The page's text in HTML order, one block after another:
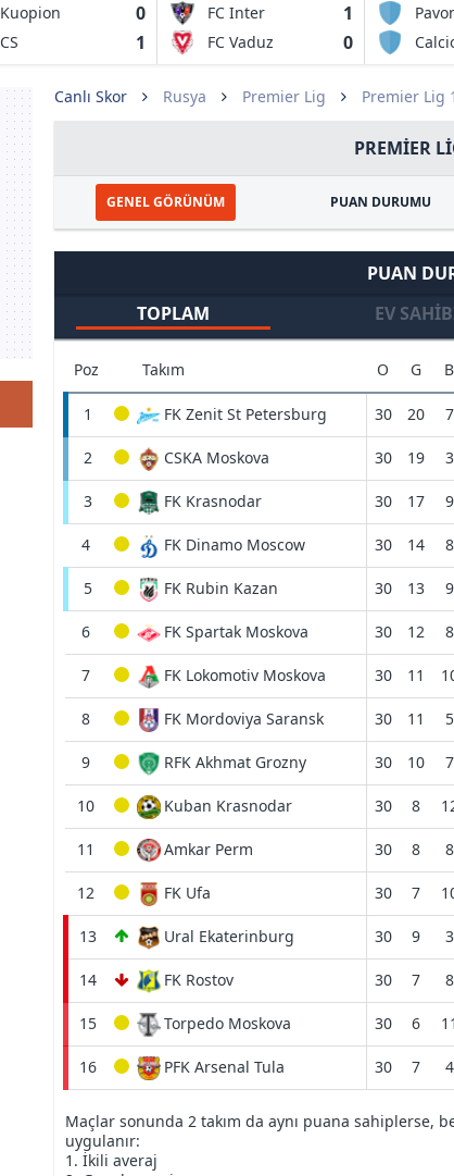
Kuopion
Palloseura
0
CS
Craiova 1948
1
FC Inter
Turku
1
FC Vaduz 0
Canlı Skor Rusya Premier Lig Premier Lig
PREMIER
GENEL GÖRÜNÜM PUAN DURUMU
PUAN
TOPLAM
EV
Poz Takım O G B
1 FK Zenit St Petersburg 30 20 7
2 CSKA Moskova 30 19 3
3 FK Krasnodar 30 17 9
4 FK Dinamo Moscow 30 14 8
5 FK Rubin Kazan 30 13 9
6 FK Spartak Moskova 30 12 8
7 FK Lokomotiv Moskova 30 11
8 FK Mordoviya Saransk 30 11 5
9 RFK Akhmat Grozny 30 10 7
10 Kuban Krasnodar 30 8
11 Amkar Perm 30 8 8
12 FK Ufa 30 7
13 Ural Ekaterinburg 30 9 3
14 FK Rostov 30 7 8
15 Torpedo Moskova 30 6 11
16 PFK Arsenal Tula 30 7 4
Maçlar sonunda 2 takım da aynı puana sahiplerse,
uygulanır:
1. İkili averaj